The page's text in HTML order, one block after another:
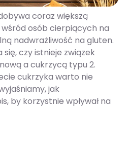
coraz większą
osób cierpiących na
nadwrażliwość na gluten.
czy istnieje związek
a cukrzycą typu 2.
cukrzyka warto nie
jak
by korzystnie wpływał na